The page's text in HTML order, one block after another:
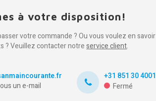
à votre disposition!
votre commande ? Ou vous voulez en savoir
? Veuillez contacter notreservice client.
un e-mail
+31 851 30 4001
Fermé